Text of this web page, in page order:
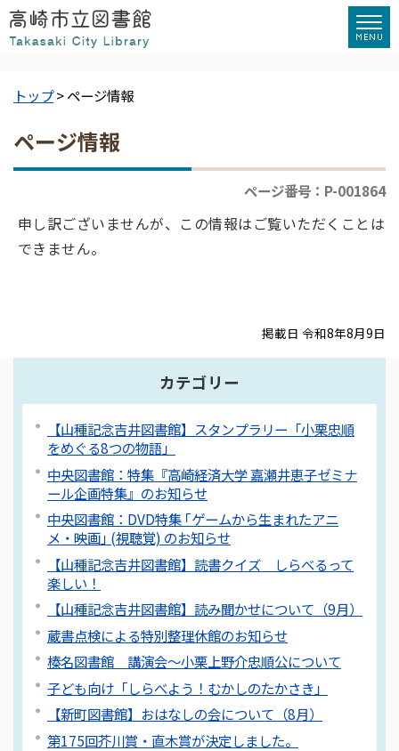
トップ> ページ情報
ページ情報
ページ番号：P-001864
申し訳ございませんが、この情報はご覧いただくことは
できません。
掲載日 令和8年8月9日
カテゴリー
【山種記念吉井図書館】スタンプラリー「小栗忠順
をめぐる8つの物語」
中央図書館：特集『高崎経済大学 嘉瀬井恵子ゼミナ
ール企画特集』のお知らせ
中央図書館：DVD特集 ｢ゲームから生まれたアニ
メ・映画｣ (視聴覚) のお知らせ
【山種記念吉井図書館】読書クイズ しらべるって
楽しい！
【山種記念吉井図書館】読み聞かせについて（9月）
蔵書点検による特別整理休館のお知らせ
榛名図書館 講演会～小栗上野介忠順公について
子ども向け「しらべよう！むかしのたかさき」
【新町図書館】おはなしの会について（8月）
第175回芥川賞・直木賞が決定しました。